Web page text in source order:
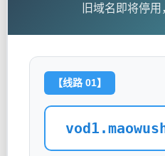
是否完结：0
类型：
语言：汉语普通话
标签：
旧域名即将停
【线路 01】